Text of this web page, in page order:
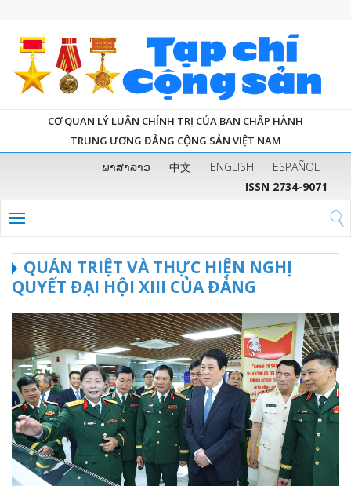
CƠ QUAN LÝ LUẬN CHÍNH TRỊ CỦA BAN CHẤP HÀNH
TRUNG ƯƠNG ĐẢNG CỘNG SẢN VIỆT NAM
ພາສາລາວ 中文 ENGLISH
ESPAÑOL
ISSN 2734-9071
QUÁN TRIỆT VÀ THỰC HIỆN NGHỊ
QUYẾT ĐẠI HỘI XIII CỦA ĐẢNG